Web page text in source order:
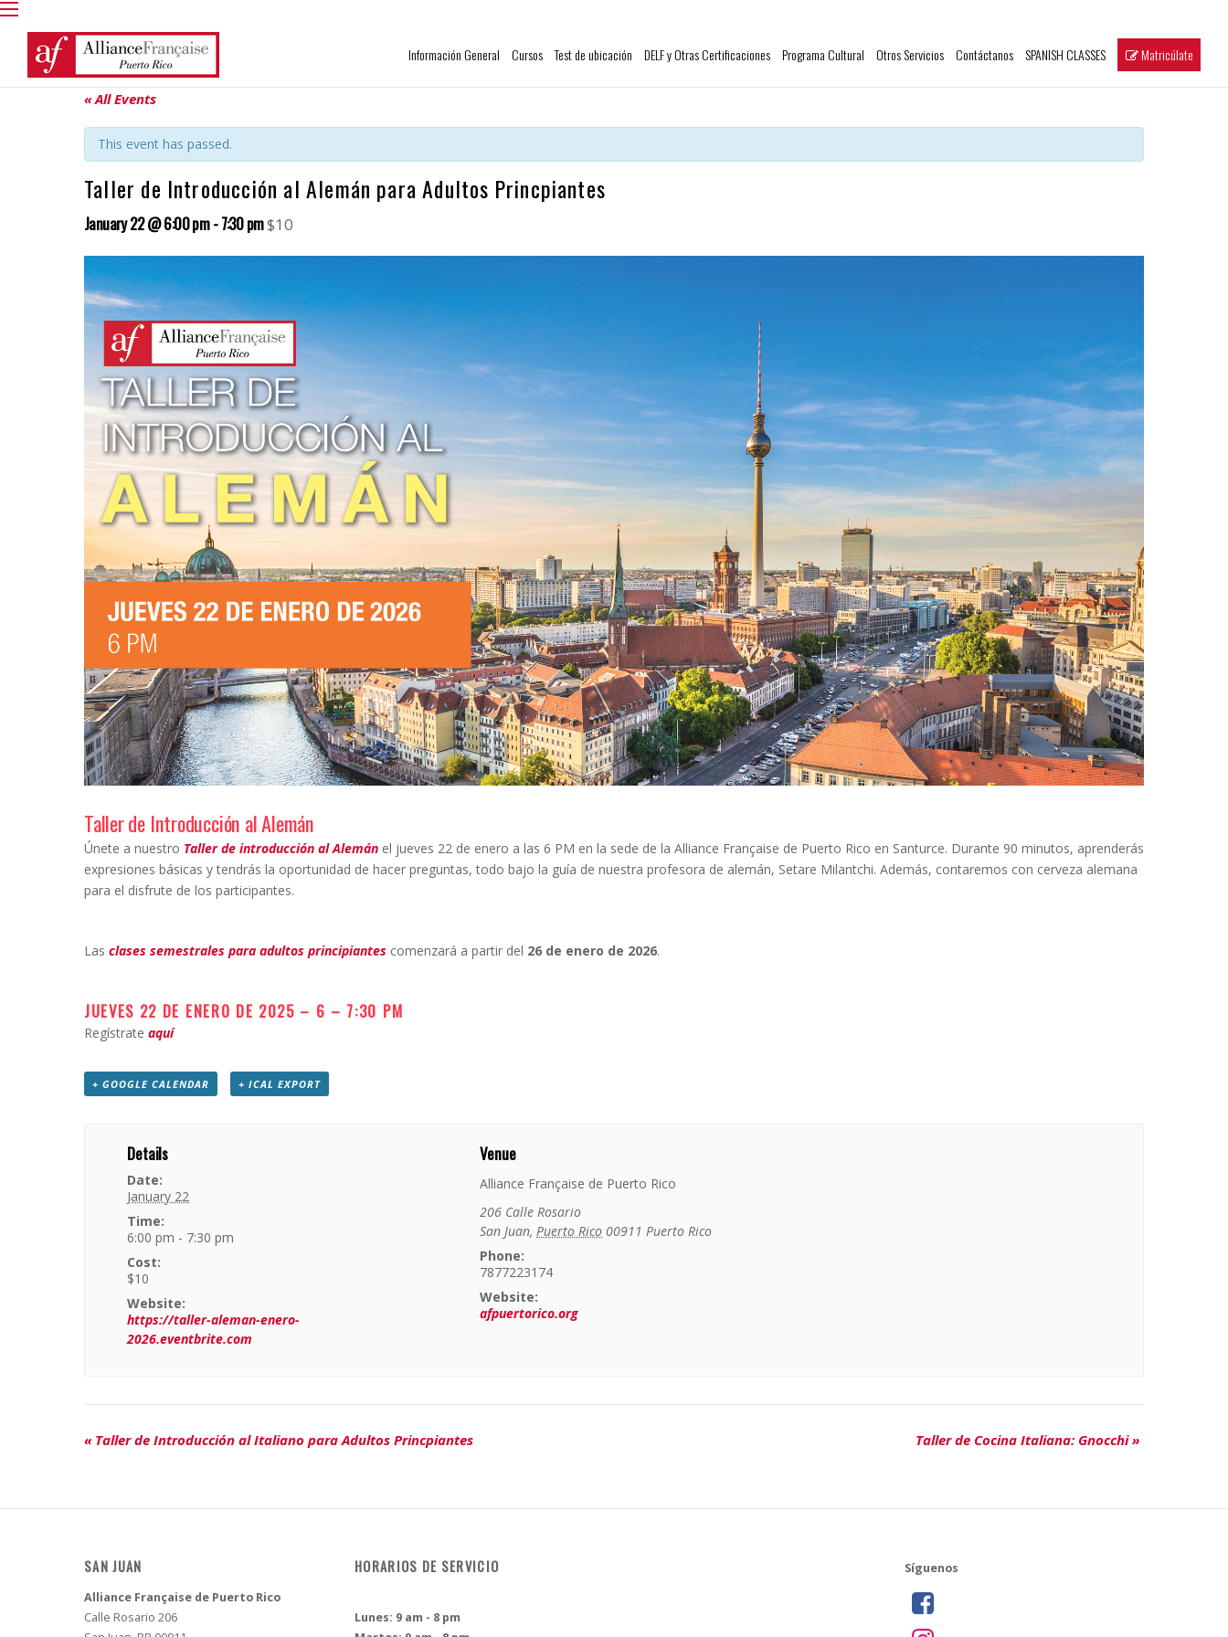
Información General Cursos Test de ubicación DELF y Otras Certificaciones Programa Cultural Otros Servicios Contáctanos SPANISH CLASSES Matricúlate
« All Events
This event has passed.
Taller de Introducción al Alemán para Adultos Princpiantes
January 22 @ 6:00 pm-7:30 pm$10
Taller de Introducción al Alemán
Únete a nuestro Taller de introducción al Alemán el jueves 22 de enero a las 6 PM en la sede de la Alliance Française de Puerto Rico en Santurce. Durante 90 minutos, aprenderás
expresiones básicas y tendrás la oportunidad de hacer preguntas, todo bajo la guía de nuestra profesora de alemán, Setare Milantchi. Además, contaremos con cerveza alemana
para el disfrute de los participantes.
Las clases semestrales para adultos principiantes comenzará a partir del 26 de enero de 2026.
JUEVES 22 DE ENERO DE 2025 – 6 – 7:30 PM
Regístrate aquí
+ GOOGLE CALENDAR + ICAL EXPORT
Details
Date:
January 22
Time:
6:00 pm - 7:30 pm
Cost:
$10
Website:
https://taller-aleman-enero-
2026.eventbrite.com
Venue
Alliance Française de Puerto Rico
206 Calle Rosario
San Juan, Puerto Rico 00911 Puerto Rico
Phone:
7877223174
Website:
afpuertorico.org
Event
«Taller de Introducción al Italiano para Adultos Princpiantes Taller de Cocina Italiana: Gnocchi»
Síguenos
SAN JUAN
Alliance Française de Puerto Rico
Calle Rosario 206
HORARIOS DE SERVICIO
Lunes: 9 am - 8 pm